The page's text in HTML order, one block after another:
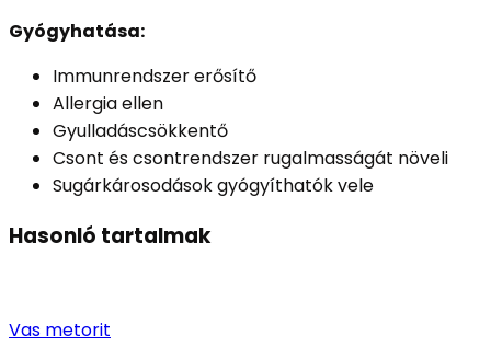
Gyógyhatása:
Immunrendszer erősítő
Allergia ellen
Gyulladáscsökkentő
Csont és csontrendszer rugalmasságát növeli
Sugárkárosodások gyógyíthatók vele
Hasonló tartalmak
Vas metorit